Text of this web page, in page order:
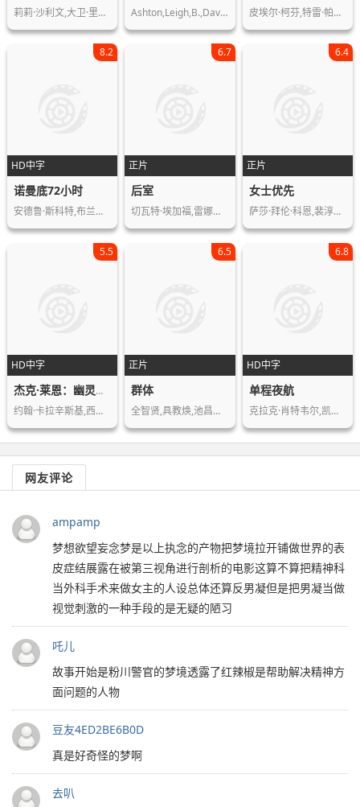
莉莉·沙利文,大卫·里达尔,克劳迪娅·… Ashton,Leigh,B.,Dave,Walters,Nick,Mc… 皮埃尔·柯芬,特雷·帕克,克里斯托弗·…
HD中字
8.2
诺曼底72小时
安德鲁·斯科特,布兰登·费舍,凯瑞·康…
正片
6.7
后室
切瓦特·埃加福,雷娜特·赖因斯夫,芬恩…
正片
6.4
女士优先
萨莎·拜伦·科恩,裴淳华,汤姆·戴维斯…
HD中字
5.5
杰克·莱恩：幽灵之战
约翰·卡拉辛斯基,西耶娜·米勒,哈立德…
正片
6.5
群体
全智贤,具教焕,池昌旭,申铉彬,金新绿,…
HD中字
6.8
单程夜航
克拉克·肖特韦尔,凯莉·B·埃维斯顿,…
网友评论
ampamp
梦想欲望妄念梦是以上执念的产物把梦境拉开铺做世界的表
皮症结展露在被第三视角进行剖析的电影这算不算把精神科
当外科手术来做女主的人设总体还算反男凝但是把男凝当做
视觉刺激的一种手段的是无疑的陋习
吒儿
故事开始是粉川警官的梦境透露了红辣椒是帮助解决精神方
面问题的人物
豆友4ED2BE6B0D
真是好奇怪的梦啊
去叭